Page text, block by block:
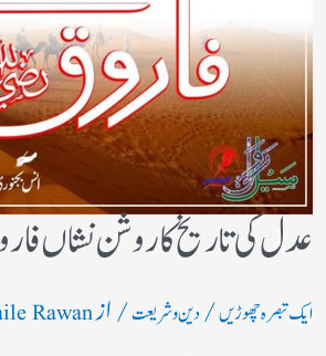
عدل کی تاریخ کا روشن نشاں
ایک تبصرہ چھوڑیں/دین و شریعت/ ازRawan